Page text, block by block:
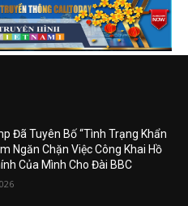
Đã Tuyên Bố “Tình Trạng Khẩn
Ngăn Chặn Việc Công Khai Hồ
Của Mình Cho Đài BBC